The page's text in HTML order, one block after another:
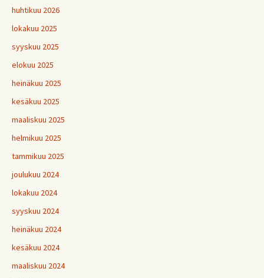
huhtikuu 2026
lokakuu 2025
syyskuu 2025
elokuu 2025
heinäkuu 2025
kesäkuu 2025
maaliskuu 2025
helmikuu 2025
tammikuu 2025
joulukuu 2024
lokakuu 2024
syyskuu 2024
heinäkuu 2024
kesäkuu 2024
maaliskuu 2024